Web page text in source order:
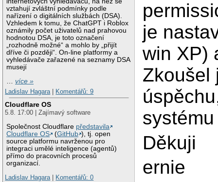
vztahují zvláštní podmínky podle
nařízení o digitálních službách (DSA).
Vzhledem k tomu, že ChatGPT i Roblox
oznámily počet uživatelů nad prahovou
hodnotou DSA, je toto označení
„rozhodně možné“ a mohlo by „přijít
dříve či později“. On-line platformy a
vyhledávače zařazené na seznamy DSA
musejí
…více »
Ladislav Hagara| Komentářů: 9
Cloudflare OS
5.8. 17:00 | Zajímavý software
Společnost Cloudflare představila
Cloudflare OS
(GitHub ), tj. open
source platformu navrženou pro
integraci umělé inteligence (agentů)
přímo do pracovních procesů
organizací.
Ladislav Hagara| Komentářů: 0
je
win XP)
Zkoušel
Děkuji
ernie